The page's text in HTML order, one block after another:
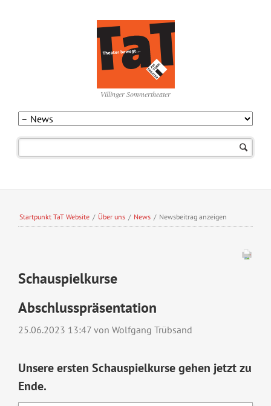
Villinger Sommertheater
Startpunkt TaT Website / Über uns / News / Newsbeitrag anzeigen
Schauspielkurse
Abschlusspräsentation
25.06.2023 13:47von Wolfgang Trübsand
Unsere ersten Schauspielkurse gehen jetzt zu
Ende.